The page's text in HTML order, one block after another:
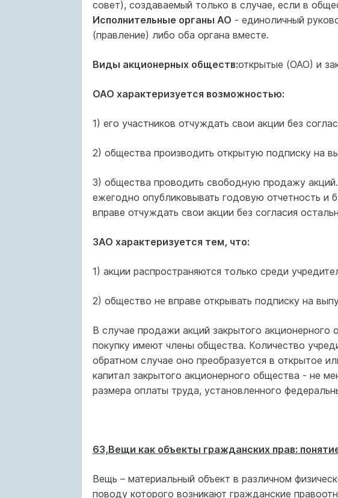
совет), создаваемый только в случае, если в
Исполнительные органы АО - единоличный
(правление) либо оба органа вместе.
Виды акционерных обществ:открытые (ОАО) и
ОАО характеризуется возможностью:
1) его участников отчуждать свои акции без
2) общества производить открытую подписку на
3) общества проводить свободную продажу
ежегодно опубликовывать годовую отчетность и
вправе отчуждать свои акции без согласия
ЗАО характеризуется тем, что:
1) акции распространяются только среди
2) общество не вправе открывать подписку на
В случае продажи акций закрытого
покупку имеют члены общества. Количество
обратном случае оно преобразуется в открытое
капитал закрытого акционерного общества - не
размера оплаты труда, установленного
63,Вещи как объекты гражданских прав:
Вещь – материальный объект в различном
поводу которого возникают гражданские